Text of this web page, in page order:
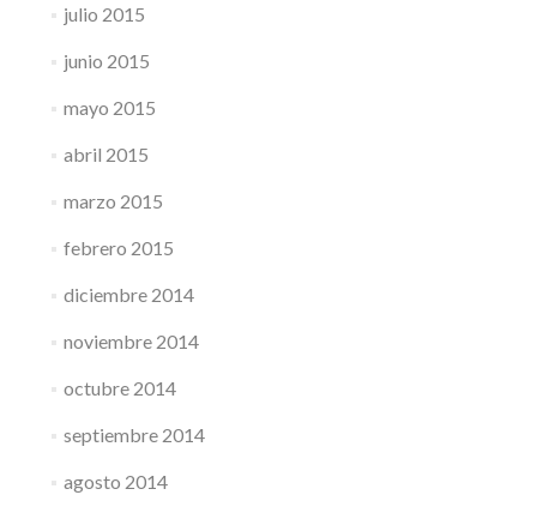
julio 2015
junio 2015
mayo 2015
abril 2015
marzo 2015
febrero 2015
diciembre 2014
noviembre 2014
octubre 2014
septiembre 2014
agosto 2014